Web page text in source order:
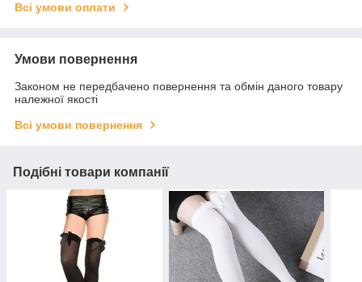
Всі умови оплати
Умови повернення
Законом не передбачено повернення та обмін даного товару
належної якості
Всі умови повернення
Подібні товари компанії